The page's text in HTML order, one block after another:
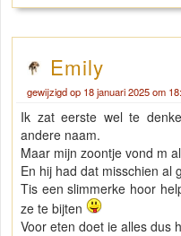
Emily
gewijzigd op 18 januari 2025 om
Ik zat eerste wel te
andere naam.
Maar mijn zoontje vond m
En hij had dat misschien al
Tis een slimmerke hoor
ze te bijten
Voor eten doet ie alles dus